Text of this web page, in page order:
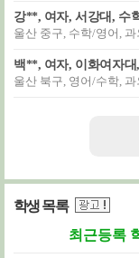
강**, 여자, 서강대, 수
울산 중구, 수학/영어,
백**, 여자, 이화여자대
울산 북구, 영어/수학,
학생 목록
최근등록